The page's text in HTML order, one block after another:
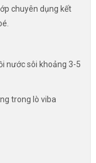
chuyên dụng kết
nước sôi khoảng 3-5
trong lò viba